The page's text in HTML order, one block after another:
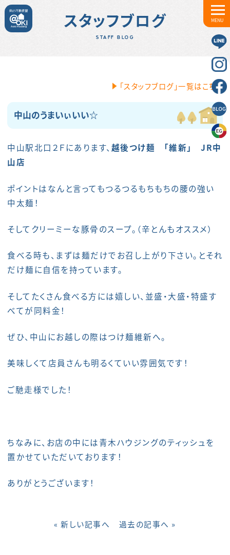
MENU
スタッフブログ
STAFF BLOG
「スタッフブログ」一覧はこちら
中山のうまいぃいい☆
中山駅北口２Ｆにあります、 越後つけ麺 「維新」 JR中
山店
ポイントはなんと言ってもつるつるもちもちの腰の強い
中太麺！
そしてクリーミーな豚骨のスープ。（辛とんもオススメ）
食べる時も、まずは麺だけでお召し上がり下さい。とそれ
だけ麺に自信を持っています。
そしてたくさん食べる方には嬉しい、並盛・大盛・特盛す
べてが同料金！
ぜひ、中山にお越しの際はつけ麺維新へ。
美味しくて店員さんも明るくていい雰囲気です！
ご馳走様でした！
ちなみに、お店の中には青木ハウジングのティッシュを
置かせていただいております！
ありがとうございます！
« 新しい記事へ 過去の記事へ »